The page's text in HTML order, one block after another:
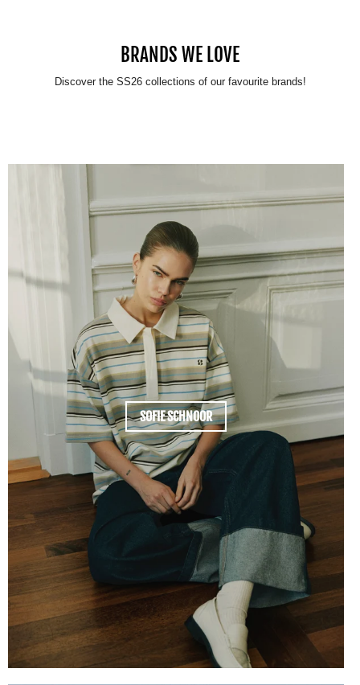
BRANDS WE LOVE
Discover the SS26 collections of our favourite brands!
SOFIE SCHNOOR